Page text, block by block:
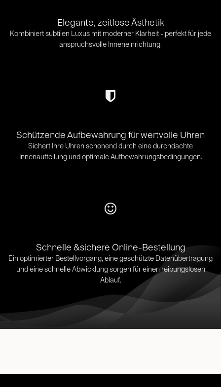
Elegante, zeitlose Ästhetik
Kombiniert subtilen Luxus mit moderner Klarheit - perfekt für jede
anspruchsvolle Inneneinrichtung.
Schützende Aufbewahrung für wertvolle Uhren
Sichert Ihre Uhren schonend durch eine durchdachte
Innenaufteilung und optimale Aufbewahrungsbedingungen.​
Schnelle &sichere Online-Bestellung
Ein optimierter Bestellvorgang, eine geschützte Datenübertragung
und eine schnelle Abwicklung sorgen für einen reibungslosen
Ablauf.